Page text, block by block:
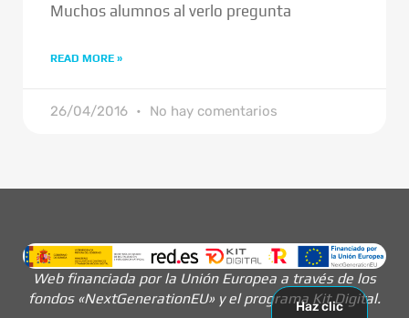
Muchos alumnos al verlo pregunta
READ MORE »
26/04/2016 No hay comentarios
Web financiada por la Unión Europea a través de los
fondos «NextGenerationEU» y el programa Kit Digital.
Haz clic